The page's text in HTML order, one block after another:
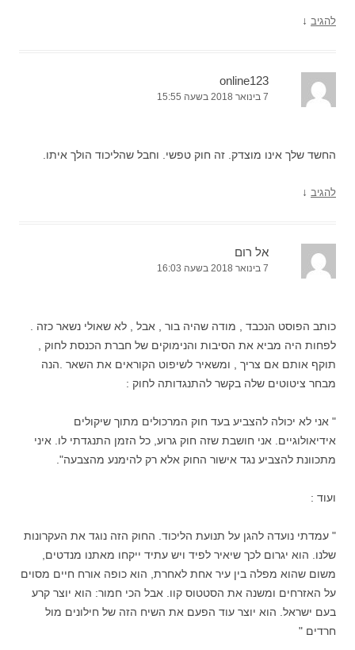
להגיב ↓
online123
7 בינואר 2018 בשעה 15:55
החשד שלך אינו מוצדק. זה חוק טפשי. וחבל שהליכוד הולך איתו.
להגיב ↓
אל רום
7 בינואר 2018 בשעה 16:03
כותב הפוסט הנכבד , מודה שהיה בור , אבל , לא שאולי נשאר כזה .
לפחות היה מביא את הסיבות והנימוקים של חברת הכנסת לחוק ,
תוקף אותם אם צריך , ומשאיר לשיפוט הקוראים את השאר .הנה
מבחר ציטוטים שלה בקשר להתנגדותה לחוק :
" אני לא יכולה להצביע בעד חוק המרכולים מתוך שיקולים
אידיאולוגיים. אני חושבת שזה חוק גרוע, כל הזמן התנגדתי לו. איני
מתכוונת להצביע נגד אישור החוק אלא רק להימנע מהצבעה".
ועוד :
" עמדתי נועדה להגן על תנועת הליכוד. החוק הזה נוגד את העקרונות
שלנו. הוא יגרום לכך שיאיר לפיד ויש עתיד ייקחו מאתנו מנדטים,
משום שהוא מפלה בין עיר אחת לאחרת, הוא כופה אורח חיים מסוים
על האזרחים ומשנה את הסטטוס קוו. אבל הכי חמור: הוא יוצר קרע
בעם ישראל. הוא יוצר עוד הפעם את השיח הזה של חילונים מול
חרדים "